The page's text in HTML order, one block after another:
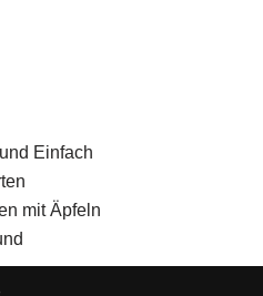
Einfach
mit Äpfeln